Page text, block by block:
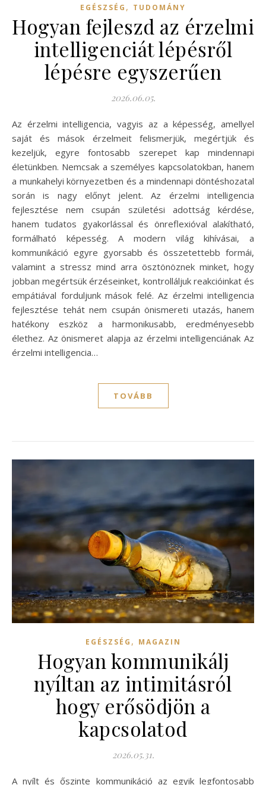
EGÉSZSÉG , TUDOMÁNY
Hogyan fejleszd az érzelmi
intelligenciát lépésről
lépésre egyszerűen
2026.06.05.
Az érzelmi intelligencia, vagyis az a képesség, amellyel
saját és mások érzelmeit felismerjük, megértjük és
kezeljük, egyre fontosabb szerepet kap mindennapi
életünkben. Nemcsak a személyes kapcsolatokban, hanem
a munkahelyi környezetben és a mindennapi döntéshozatal
során is nagy előnyt jelent. Az érzelmi intelligencia
fejlesztése nem csupán születési adottság kérdése,
hanem tudatos gyakorlással és önreflexióval alakítható,
formálható képesség. A modern világ kihívásai, a
kommunikáció egyre gyorsabb és összetettebb formái,
valamint a stressz mind arra ösztönöznek minket, hogy
jobban megértsük érzéseinket, kontrolláljuk reakcióinkat és
empátiával forduljunk mások felé. Az érzelmi intelligencia
fejlesztése tehát nem csupán önismereti utazás, hanem
hatékony eszköz a harmonikusabb, eredményesebb
élethez. Az önismeret alapja az érzelmi intelligenciának Az
érzelmi intelligencia…
TOVÁBB
EGÉSZSÉG , MAGAZIN
Hogyan kommunikálj
nyíltan az intimitásról
hogy erősödjön a
kapcsolatod
2026.05.31.
A nyílt és őszinte kommunikáció az egyik legfontosabb